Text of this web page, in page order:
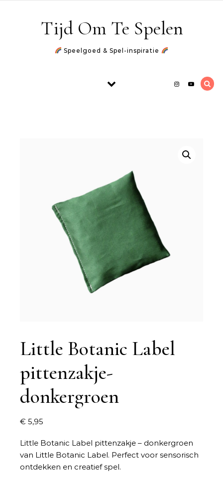
Tijd Om Te Spelen
Speelgoed & Spel-inspiratie
Little Botanic Label
pittenzakje-
donkergroen
€ 5,95
Little Botanic Label pittenzakje – donkergroen
van Little Botanic Label. Perfect voor sensorisch
ontdekken en creatief spel.